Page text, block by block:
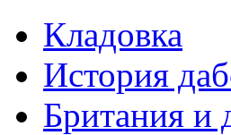
Кладовка
История
Британия и